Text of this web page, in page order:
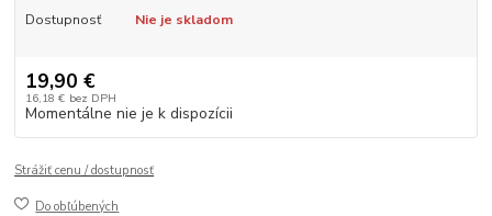
Dostupnosť Nie je skladom
19,90 €
16,18 € bez DPH
Momentálne nie je k dispozícii
Strážiť cenu / dostupnosť
Do obľúbených